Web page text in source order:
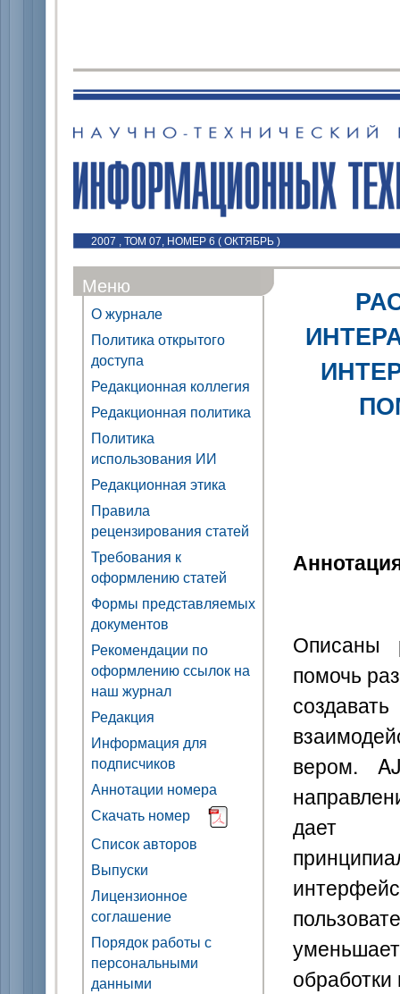
2007 , ТОМ 07, НОМЕР 6 ( ОКТЯБРЬ )
Меню
О журнале
Политика открытого
доступа
Редакционная коллегия
Редакционная политика
Политика
использования ИИ
Редакционная этика
Правила
рецензирования статей
Требования к
оформлению статей
Формы представляемых
документов
Рекомендации по
оформлению ссылок на
наш журнал
Редакция
Информация для
подписчиков
Аннотации номера
Скачать номер
Список авторов
Выпуски
Лицензионное
соглашение
Порядок работы с
персональными
данными
Описаны
помочь
вером.
дает